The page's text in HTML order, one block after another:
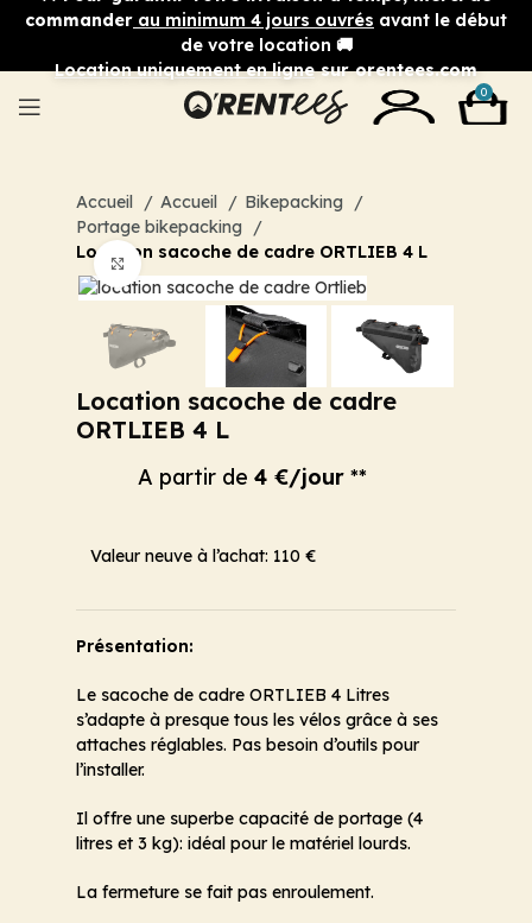
commander au minimum 4 jours ouvrés avant le début
de votre location 🚚
Location uniquement en lignesur orentees.com
0
Accueil Accueil
Bikepacking
Portage bikepacking
Location sacoche de cadre ORTLIEB 4 L
Cliquez pour agrandir
Location sacoche de cadre
ORTLIEB 4 L
A partir de 4 €/jour **
Valeur neuve à l’achat: 110 €
Présentation:
Le sacoche de cadre ORTLIEB 4 Litres
s’adapte à presque tous les vélos grâce à ses
attaches réglables. Pas besoin d’outils pour
l’installer.
Il offre une superbe capacité de portage (4
litres et 3 kg): idéal pour le matériel lourds.
La fermeture se fait pas enroulement.